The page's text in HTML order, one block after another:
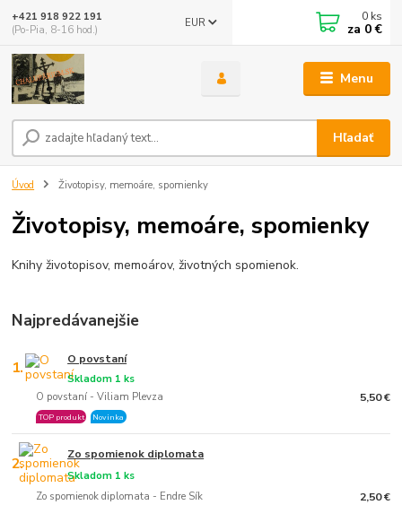
Menu
EUR
Hľadať
+421 918 922 191
(Po-Pia, 8-16 hod.)
0 ks
za 0 €
Úvod Životopisy, memoáre, spomienky
Životopisy, memoáre, spomienky
Knihy životopisov, memoárov, životných spomienok.
Najpredávanejšie
1. O povstaní
O povstaní - Viliam Plevza
Skladom 1 ks
TOP produkt Novinka
5,50 €
2. Zo spomienok diplomata
Zo spomienok diplomata - Endre Sík
Skladom 1 ks
2,50 €